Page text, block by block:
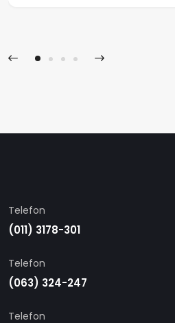
Telefon
(011) 3178-301
Telefon
(063) 324-247
Telefon